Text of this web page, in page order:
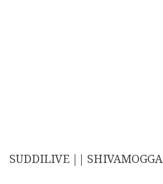
SUDDILIVE || SHIVAMOGGA